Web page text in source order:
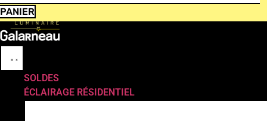
PANIER
SOLDES
ÉCLAIRAGE RÉSIDENTIEL